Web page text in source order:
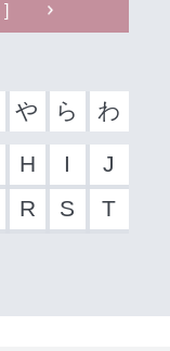
や ら わ
H I
J
R S
T